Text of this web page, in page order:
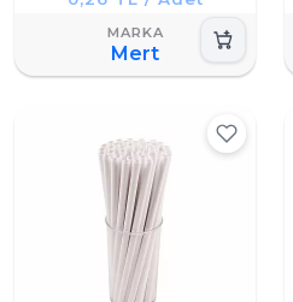
Mert